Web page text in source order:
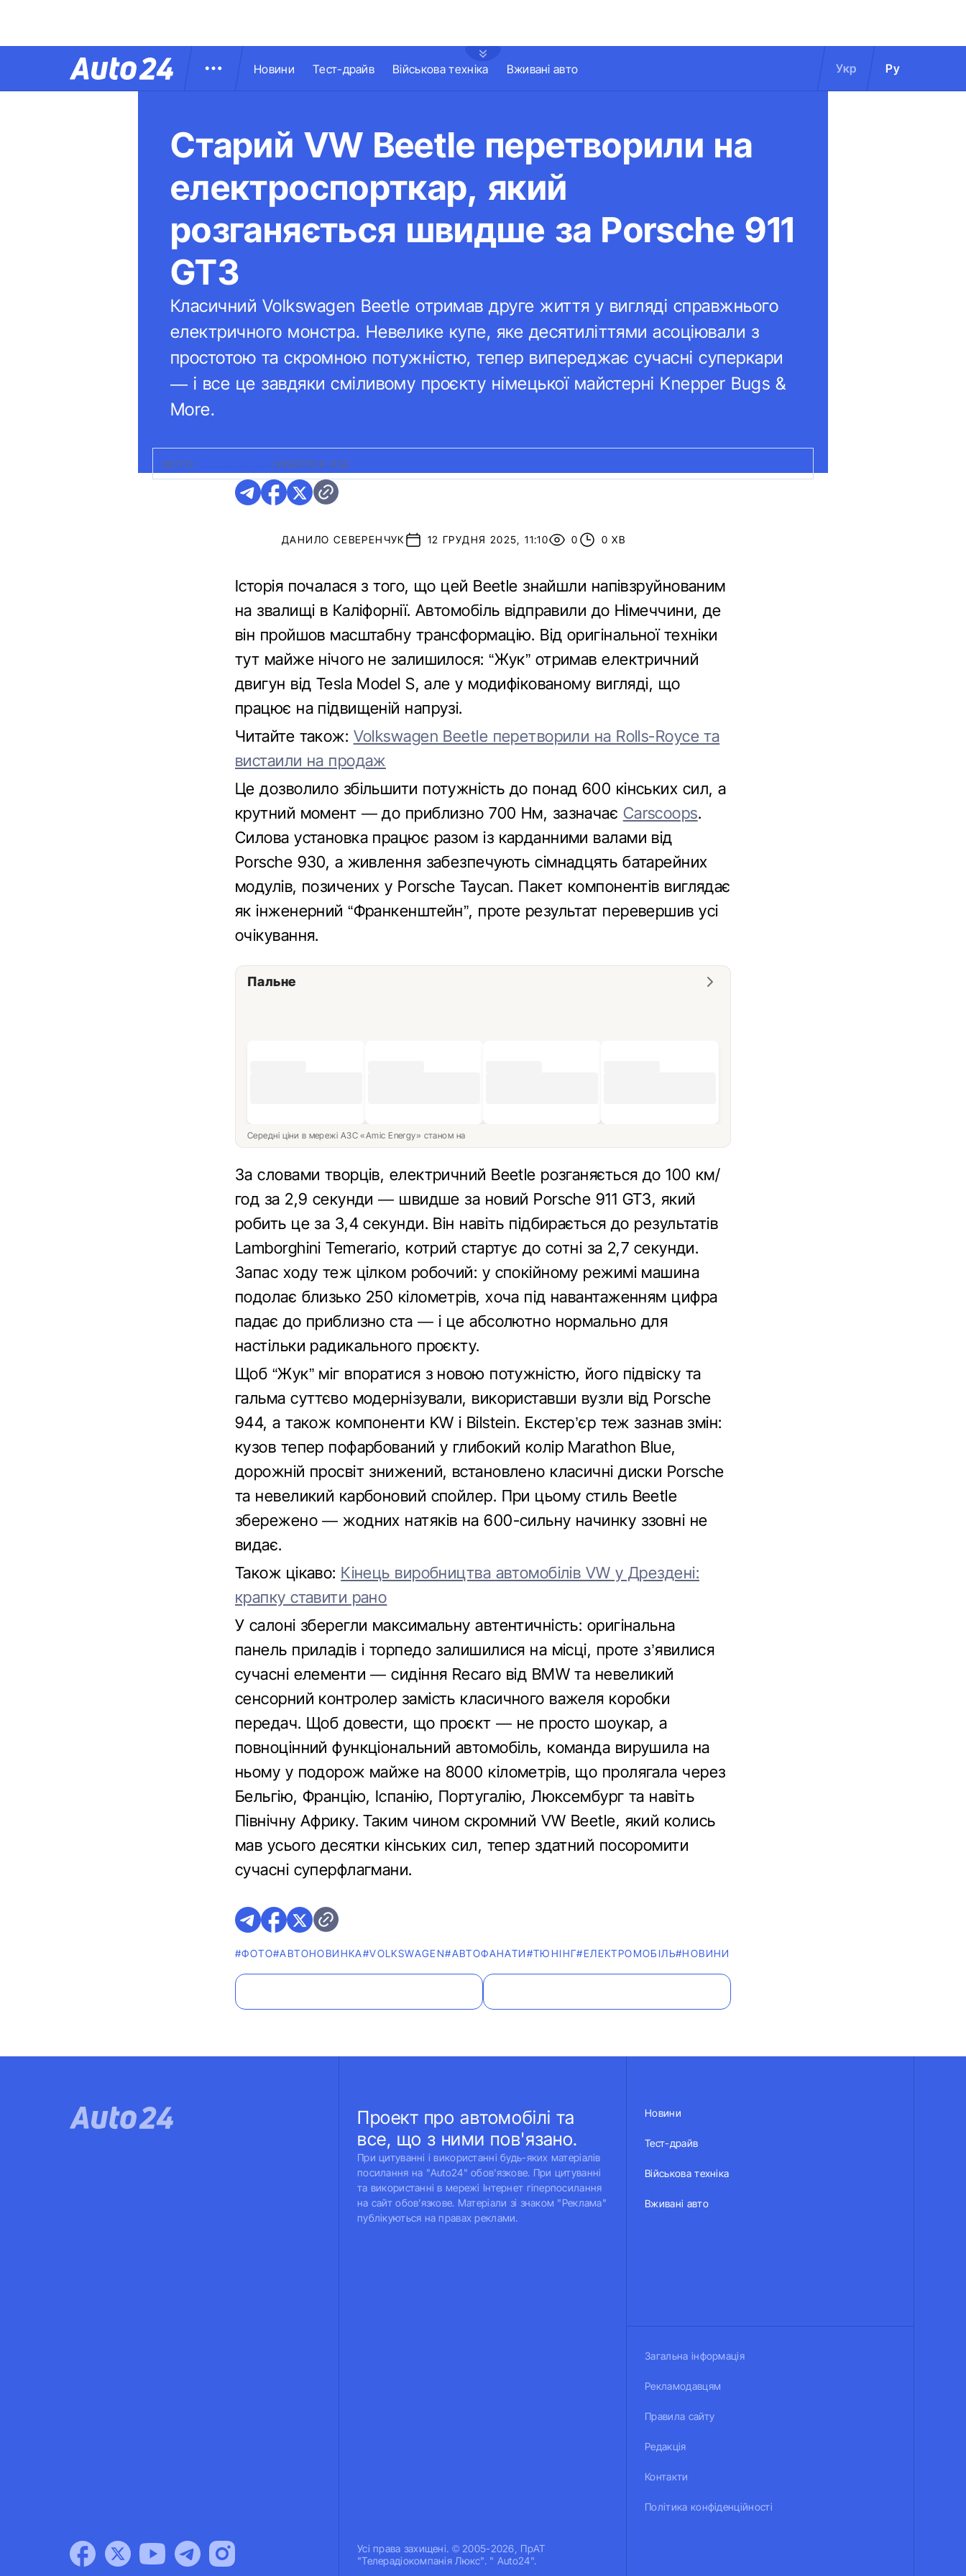
Новини Тест-драйв Військова техніка Вживані авто Укр Ру
Старий VW Beetle перетворили на
електроспорткар, який
розганяється швидше за Porsche 911
GT3
Класичний Volkswagen Beetle отримав друге життя у вигляді справжнього
електричного монстра. Невелике купе, яке десятиліттями асоціювали з
простотою та скромною потужністю, тепер випереджає сучасні суперкари
— і все це завдяки сміливому проєкту німецької майстерні Knepper Bugs &
More.
ФОТО: KNEPPER RSE
ДАНИЛО СЕВЕРЕНЧУК 12 ГРУДНЯ 2025, 11:10 0 0 ХВ
Історія почалася з того, що цей Beetle знайшли напівзруйнованим
на звалищі в Каліфорнії. Автомобіль відправили до Німеччини, де
він пройшов масштабну трансформацію. Від оригінальної техніки
тут майже нічого не залишилося: “Жук” отримав електричний
двигун від Tesla Model S, але у модифікованому вигляді, що
працює на підвищеній напрузі.
Читайте також: Volkswagen Beetle перетворили на Rolls-Royce та
вистаили на продаж
Це дозволило збільшити потужність до понад 600 кінських сил, а
крутний момент — до приблизно 700 Нм, зазначає Carscoops.
Силова установка працює разом із карданними валами від
Porsche 930, а живлення забезпечують сімнадцять батарейних
модулів, позичених у Porsche Taycan. Пакет компонентів виглядає
як інженерний “Франкенштейн”, проте результат перевершив усі
очікування.
Пальне
Середні ціни в мережі АЗС «Amic Energy» станом на
За словами творців, електричний Beetle розганяється до 100 км/
год за 2,9 секунди — швидше за новий Porsche 911 GT3, який
робить це за 3,4 секунди. Він навіть підбирається до результатів
Lamborghini Temerario, котрий стартує до сотні за 2,7 секунди.
Запас ходу теж цілком робочий: у спокійному режимі машина
подолає близько 250 кілометрів, хоча під навантаженням цифра
падає до приблизно ста — і це абсолютно нормально для
настільки радикального проєкту.
Щоб “Жук” міг впоратися з новою потужністю, його підвіску та
гальма суттєво модернізували, використавши вузли від Porsche
944, а також компоненти KW і Bilstein. Екстер’єр теж зазнав змін:
кузов тепер пофарбований у глибокий колір Marathon Blue,
дорожній просвіт знижений, встановлено класичні диски Porsche
та невеликий карбоновий спойлер. При цьому стиль Beetle
збережено — жодних натяків на 600-сильну начинку ззовні не
видає.
Також цікаво: Кінець виробництва автомобілів VW у Дрездені:
крапку ставити рано
У салоні зберегли максимальну автентичність: оригінальна
панель приладів і торпедо залишилися на місці, проте з’явилися
сучасні елементи — сидіння Recaro від BMW та невеликий
сенсорний контролер замість класичного важеля коробки
передач. Щоб довести, що проєкт — не просто шоукар, а
повноцінний функціональний автомобіль, команда вирушила на
ньому у подорож майже на 8000 кілометрів, що пролягала через
Бельгію, Францію, Іспанію, Португалію, Люксембург та навіть
Північну Африку. Таким чином скромний VW Beetle, який колись
мав усього десятки кінських сил, тепер здатний посоромити
сучасні суперфлагмани.
#ФОТО#АВТОНОВИНКА#VOLKSWAGEN#АВТОФАНАТИ#ТЮНІНГ#ЕЛЕКТРОМОБІЛЬ#НОВИНИ
Проект про автомобілі та
все, що з ними пов'язано.
При цитуванні і використанні будь-яких матеріалів
посилання на "Auto24" обов'язкове. При цитуванні
та використанні в мережі Інтернет гіперпосилання
на сайт обов'язкове. Матеріали зі знаком "Реклама"
публікуються на правах реклами.
Усi права захищенi. © 2005-2026, ПрАТ
"Телерадіокомпанія Люкс". " Auto24".
Новини
Тест-драйв
Військова техніка
Вживані авто
Загальна інформація
Рекламодавцям
Правила сайту
Редакція
Контакти
Політика конфіденційності